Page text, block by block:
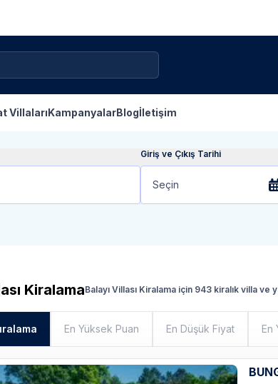
VillalarıKampanyalarBlogİletişim
Giriş ve Çıkış Tarihi
Seçin
KiralamaBalayı Villası Kiralama için 943 kiralık villa ve
En Yüksek Puan En Düşük Fiyat En